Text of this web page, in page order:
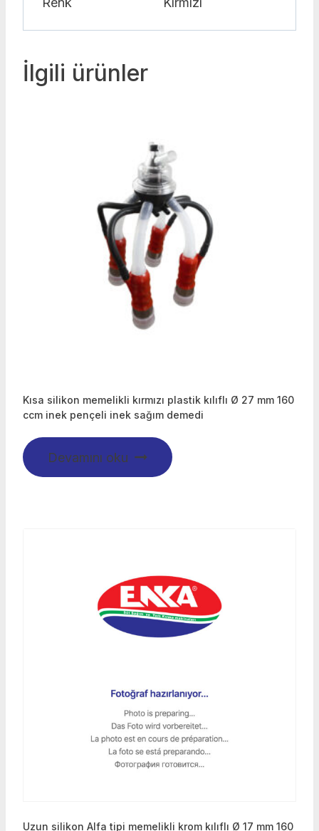
İlgili ürünler
Kısa silikon memelikli kırmızı plastik kılıflı Ø 27 mm 160
ccm inek pençeli inek sağım demedi
Devamını oku
Uzun silikon Alfa tipi memelikli krom kılıflı Ø 17 mm 160